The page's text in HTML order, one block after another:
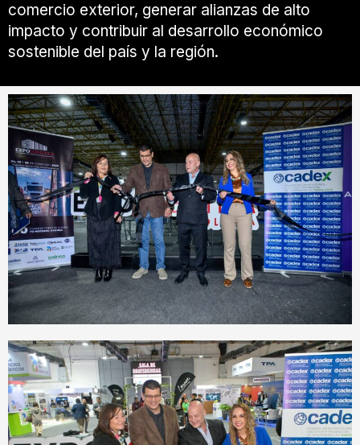
comercio exterior, generar alianzas de alto
impacto y contribuir al desarrollo económico
sostenible del país y la región.